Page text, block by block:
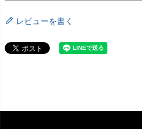
レビューを書く